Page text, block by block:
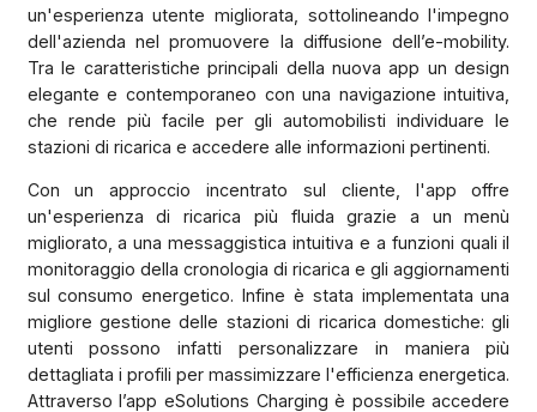
un'esperienza utente migliorata, sottolineando l'impegno
dell'azienda nel promuovere la diffusione dell’e-mobility.
Tra le caratteristiche principali della nuova app un design
elegante e contemporaneo con una navigazione intuitiva,
che rende più facile per gli automobilisti individuare le
stazioni di ricarica e accedere alle informazioni pertinenti.
Con un approccio incentrato sul cliente, l'app offre
un'esperienza di ricarica più fluida grazie a un menù
migliorato, a una messaggistica intuitiva e a funzioni quali il
monitoraggio della cronologia di ricarica e gli aggiornamenti
sul consumo energetico. Infine è stata implementata una
migliore gestione delle stazioni di ricarica domestiche: gli
utenti possono infatti personalizzare in maniera più
dettagliata i profili per massimizzare l'efficienza energetica.
Attraverso l’app eSolutions Charging è possibile accedere